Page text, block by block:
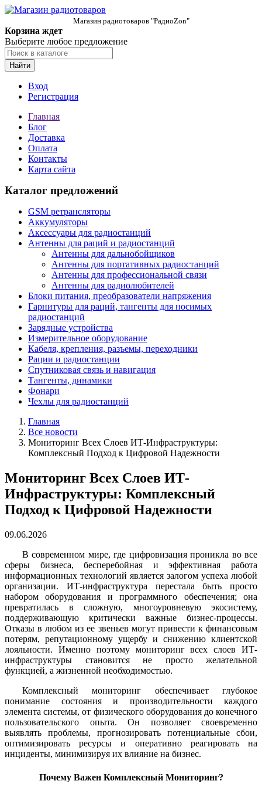
Магазин радиотоваров "РадиоZon"
Корзина ждет
Выберите любое предложение
Найти
Вход
Регистрация
Главная
Блог
Доставка
Оплата
Контакты
Карта сайта
Каталог предложений
GSM ретрансляторы
Аккумуляторы
Аксессуары для радиостанций
Антенны для раций и радиостанций
Антенны для дальнобойщиков
Антенны для портативных радиостанций
Антенны для профессиональной связи
Антенны для радиолюбителей
Блоки питания, преобразователи напряжения
Гарнитуры для раций, тангенты для носимых
радиостанций
Зарядные устройства
Измерительное оборудование
Кабеля, крепления, разъемы, переходники
Рации и радиостанции
Спутниковая связь и навигация
Тангенты, динамики
Фонари
Чехлы для радиостанций
Главная
Все новости
Мониторинг Всех Слоев ИТ-Инфраструктуры:
Комплексный Подход к Цифровой Надежности
Мониторинг Всех Слоев ИТ-
Инфраструктуры: Комплексный
Подход к Цифровой Надежности
09.06.2026
В современном мире, где цифровизация проникла во все
сферы бизнеса, бесперебойная и эффективная работа
информационных технологий является залогом успеха любой
организации. ИТ-инфраструктура перестала быть просто
набором оборудования и программного обеспечения; она
превратилась в сложную, многоуровневую экосистему,
поддерживающую критически важные бизнес-процессы.
Отказы в любом из ее звеньев могут привести к финансовым
потерям, репутационному ущербу и снижению клиентской
лояльности. Именно поэтому мониторинг всех слоев ИТ-
инфраструктуры становится не просто желательной
функцией, а жизненной необходимостью.
Комплексный мониторинг обеспечивает глубокое
понимание состояния и производительности каждого
элемента системы, от физического оборудования до конечного
пользовательского опыта. Он позволяет своевременно
выявлять проблемы, прогнозировать потенциальные сбои,
оптимизировать ресурсы и оперативно реагировать на
инциденты, минимизируя их влияние на бизнес.
Почему Важен Комплексный Мониторинг?